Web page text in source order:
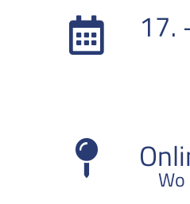
17.